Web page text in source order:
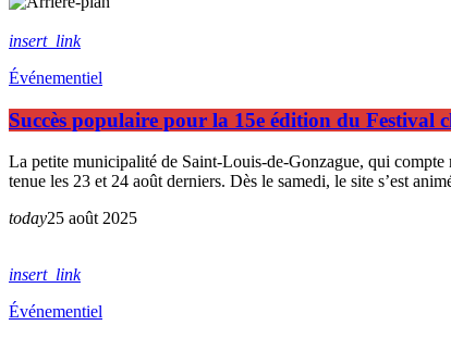
insert_link
Événementiel
Succès populaire pour la 15e édition du Festival
La petite municipalité de Saint-Louis-de-Gonzague, qui compte
tenue les 23 et 24 août derniers. Dès le samedi, le site s’est
today25 août 2025
insert_link
Événementiel